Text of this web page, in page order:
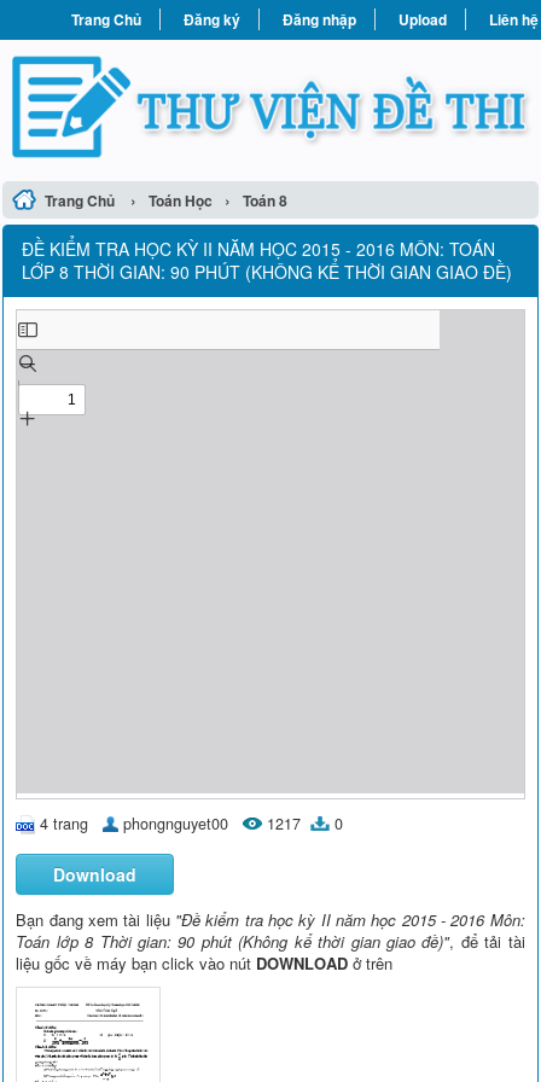
Trang Chủ Đăng ký Đăng nhập Upload Liên hệ
Trang Chủ › Toán Học › Toán 8
ĐỀ KIỂM TRA HỌC KỲ II NĂM HỌC 2015 - 2016 MÔN: TOÁN
LỚP 8 THỜI GIAN: 90 PHÚT (KHÔNG KỂ THỜI GIAN GIAO ĐỀ)
4 trang phongnguyet00 1217 0
Download
Bạn đang xem tài liệu "Đề kiểm tra học kỳ II năm học 2015 - 2016 Môn:
Toán lớp 8 Thời gian: 90 phút (Không kể thời gian giao đề)", để tải tài
liệu gốc về máy bạn click vào nút DOWNLOAD ở trên